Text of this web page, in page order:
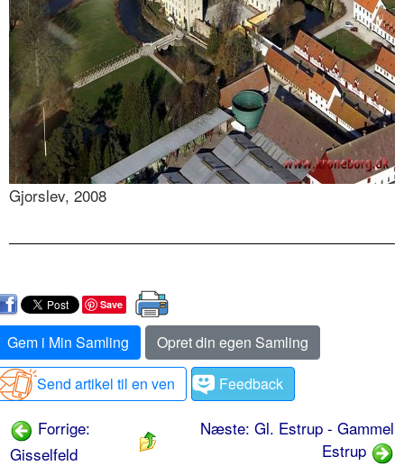
Gjorslev, 2008
Save
Gem i Min Samling
Opret din egen Samling
Send artikel til en ven
Feedback
Forrige:
Gisselfeld
Næste: Gl. Estrup - Gammel
Estrup